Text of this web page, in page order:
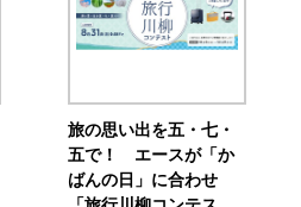
旅の思い出を五・七・
五で！ エースが「か
ばんの日」に合わせ